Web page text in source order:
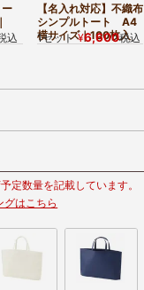
込
【名入れ対応】不織布
シンプルトート A4
横サイズ｜100枚入
1セット ¥6,600税込
定数量を記載しています。
グはこちら